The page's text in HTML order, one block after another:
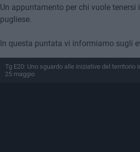
Un appuntamento per chi vuole
pugliese.
In questa puntata vi informiamo sugli
Tg E20: Uno sguardo alle iniziative del territorio
25 maggio